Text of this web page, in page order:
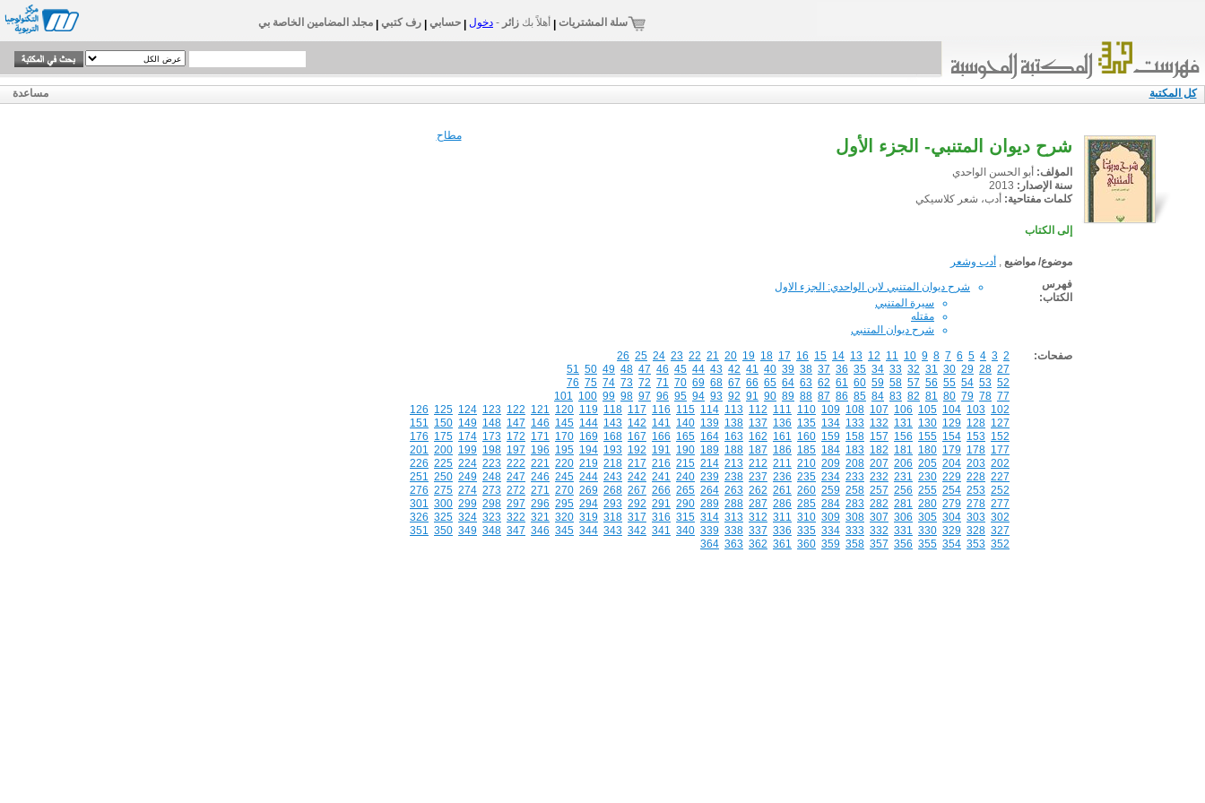
سلة المشتريات أهلاً بك زائر - دخول حسابي رف كتبي مجلد المضامين الخاصة بي
كل المكتبة مساعدة
شرح ديوان المتنبي- الجزء الأول
المؤلف: أبو الحسن الواحدي
سنة الإصدار: 2013
كلمات مفتاحية: أدب، شعر كلاسيكي
إلى الكتاب
موضوع/ مواضيع
أدب وشعر
فهرس
الكتاب:
شرح ديوان المتنبي لابن الواحدي: الجزء الاول
سيرة المتنبي
مقتله
شرح ديوان المتنبي
مطاح
صفحات: 2
3
4
5
6
7
8
9
10
11
12
13
14
15
16
17
18
19
20
21
22
23
24
25
26
27
28
29
30
31
32
33
34
35
36
37
38
39
40
41
42
43
44
45
46
47
48
49
50
51
52
53
54
55
56
57
58
59
60
61
62
63
64
65
66
67
68
69
70
71
72
73
74
75
76
77
78
79
80
81
82
83
84
85
86
87
88
89
90
91
92
93
94
95
96
97
98
99
100
101
102
103
104
105
106
107
108
109
110
111
112
113
114
115
116
117
118
119
120
121
122
123
124
125
126
127
128
129
130
131
132
133
134
135
136
137
138
139
140
141
142
143
144
145
146
147
148
149
150
151
152
153
154
155
156
157
158
159
160
161
162
163
164
165
166
167
168
169
170
171
172
173
174
175
176
177
178
179
180
181
182
183
184
185
186
187
188
189
190
191
192
193
194
195
196
197
198
199
200
201
202
203
204
205
206
207
208
209
210
211
212
213
214
215
216
217
218
219
220
221
222
223
224
225
226
227
228
229
230
231
232
233
234
235
236
237
238
239
240
241
242
243
244
245
246
247
248
249
250
251
252
253
254
255
256
257
258
259
260
261
262
263
264
265
266
267
268
269
270
271
272
273
274
275
276
277
278
279
280
281
282
283
284
285
286
287
288
289
290
291
292
293
294
295
296
297
298
299
300
301
302
303
304
305
306
307
308
309
310
311
312
313
314
315
316
317
318
319
320
321
322
323
324
325
326
327
328
329
330
331
332
333
334
335
336
337
338
339
340
341
342
343
344
345
346
347
348
349
350
351
352
353
354
355
356
357
358
359
360
361
362
363
364